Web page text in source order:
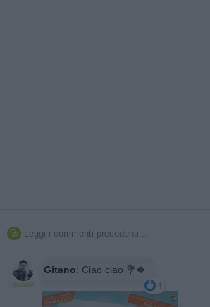
 Leggi i commenti precedenti...
Gitano: Ciao ciao 💐🍀
4